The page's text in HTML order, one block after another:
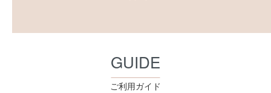
GUIDE
ご利用ガイド